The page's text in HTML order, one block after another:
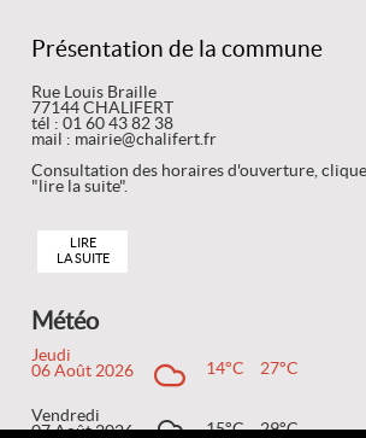
Présentation de la commune
Rue Louis Braille
77144 CHALIFERT
tél : 01 60 43 82 38
mail : mairie@chalifert.fr
Consultation des horaires d'ouverture,
"lire la suite".
LIRE
LA SUITE
Météo
Jeudi
06 Août 2026
14°C 27°C
Vendredi
07 Août 2026
15°C 29°C